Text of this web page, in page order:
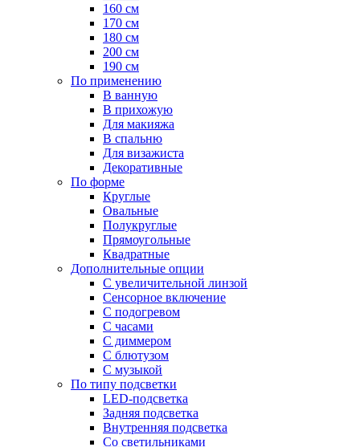
160 см
170 см
180 см
200 см
190 см
По применению
В ванную
В прихожую
Для макияжа
В спальню
Для визажиста
Декоративные
По форме
Круглые
Овальные
Полукруглые
Прямоугольные
Квадратные
Дополнительные опции
C увеличительной линзой
Сенсорное включение
С подогревом
С часами
С диммером
С блютузом
С музыкой
По типу подсветки
LED-подсветка
Задняя подсветка
Внутренняя подсветка
Со светильниками